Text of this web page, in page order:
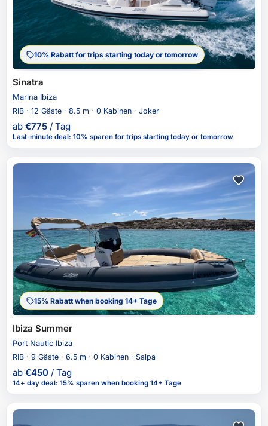
10% Rabatt for trips starting today or tomorrow
Sinatra
Marina Ibiza
RIB · 12 Gäste · 8.5 m · 0 Kabinen · Joker
ab €775 / Tag
Last-minute deal: 10% sparen for trips starting today or tomorrow
15% Rabatt when booking 14+ Tage
Ibiza Summer
Port Nautic Ibiza
RIB · 9 Gäste · 6.5 m · 0 Kabinen · Salpa
ab €450 / Tag
14+ day deal: 15% sparen when booking 14+ Tage